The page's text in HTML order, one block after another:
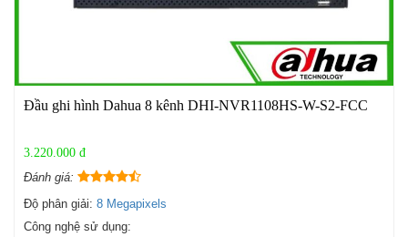
Đầu ghi hình Dahua 8 kênh DHI-NVR1108HS-W-S2-FCC
3.220.000 đ
Đánh giá:
Độ phân giải: 8 Megapixels
Công nghệ sử dụng: